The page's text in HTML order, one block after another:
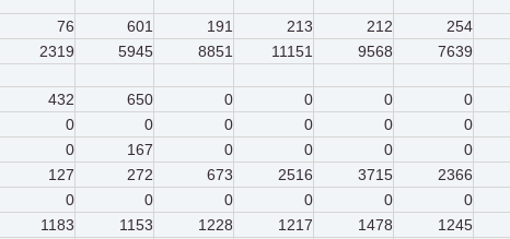
76 601 191 213 212 254
2319 5945 8851 11151 9568 7639
432 650 0 0 0 0
0 0 0 0 0 0
0 167 0 0 0 0
127 272 673 2516 3715 2366
0 0 0 0 0 0
1183 1153 1228 1217 1478 1245